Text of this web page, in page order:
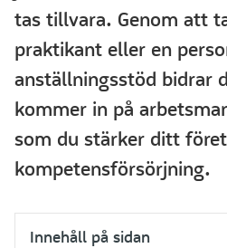
tas tillvara. Genom att
praktikant eller en
anställningsstöd bidrar
kommer in på
som du stärker ditt
kompetensförsörjning.
Innehåll på sidan